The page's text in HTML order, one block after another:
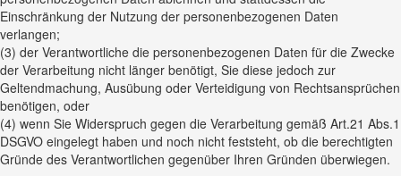
Einschränkung der Nutzung der personenbezogenen Daten
verlangen;
(3) der Verantwortliche die personenbezogenen Daten für die Zwecke
der Verarbeitung nicht länger benötigt, Sie diese jedoch zur
Geltendmachung, Ausübung oder Verteidigung von Rechtsansprüchen
benötigen, oder
(4) wenn Sie Widerspruch gegen die Verarbeitung gemäß Art.21 Abs.1
DSGVO eingelegt haben und noch nicht feststeht, ob die berechtigten
Gründe des Verantwortlichen gegenüber Ihren Gründen überwiegen.